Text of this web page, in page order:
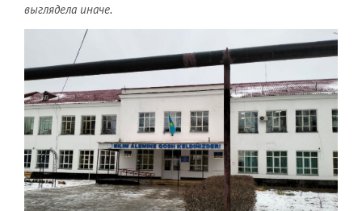
выглядела иначе.